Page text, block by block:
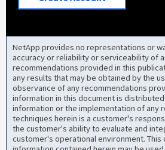
NetApp provides no representations or
accuracy or reliability or serviceability of
recommendations provided in this
any results that may be obtained by the
observance of any recommendations
information in this document is distributed
information or the implementation of any
techniques herein is a customer's
the customer's ability to evaluate and
customer's operational environment. This